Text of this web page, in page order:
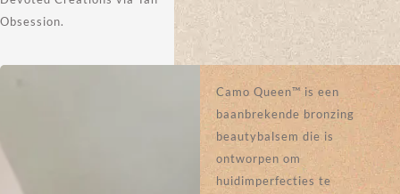
Obsession. ‍
Camo Queen™ is een
baanbrekende bronzing
beautybalsem die is
ontworpen om
huidimperfecties te